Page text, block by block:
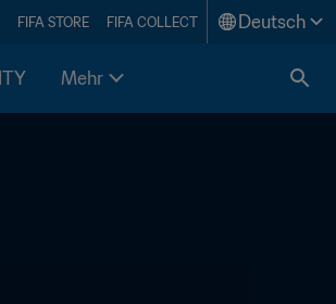
FIFA STORE FIFA COLLECT Deutsch
Mehr